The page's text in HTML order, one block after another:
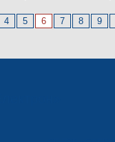
4 5 6 7 8 9